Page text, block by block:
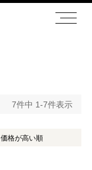
価格が高い順
7件中 1-7件表示